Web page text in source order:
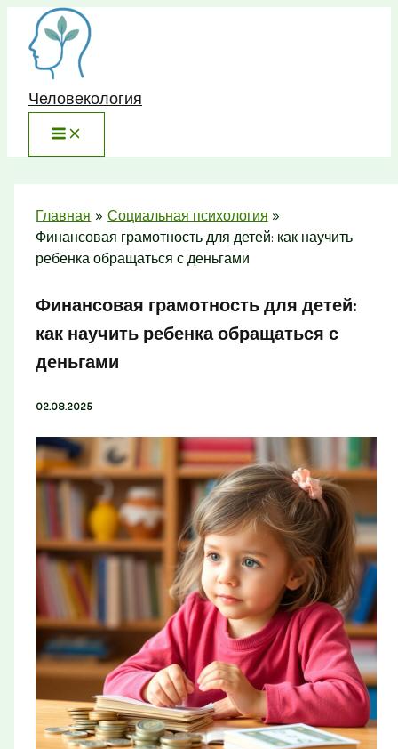
Перейти
содержимому
Человекология
Главная
Социальная психология
Финансовая грамотность для детей: как научить
ребенка обращаться с деньгами
Финансовая грамотность для детей:
как научить ребенка обращаться с
деньгами
02.08.2025